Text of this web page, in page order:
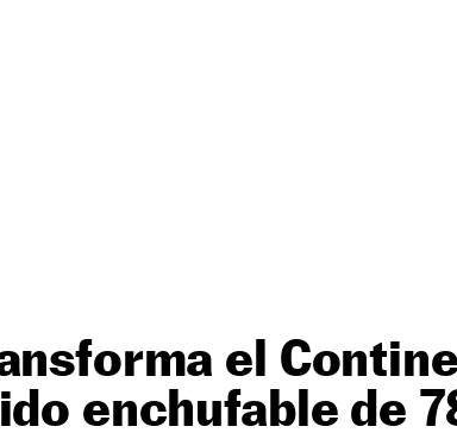
el
enchufable de